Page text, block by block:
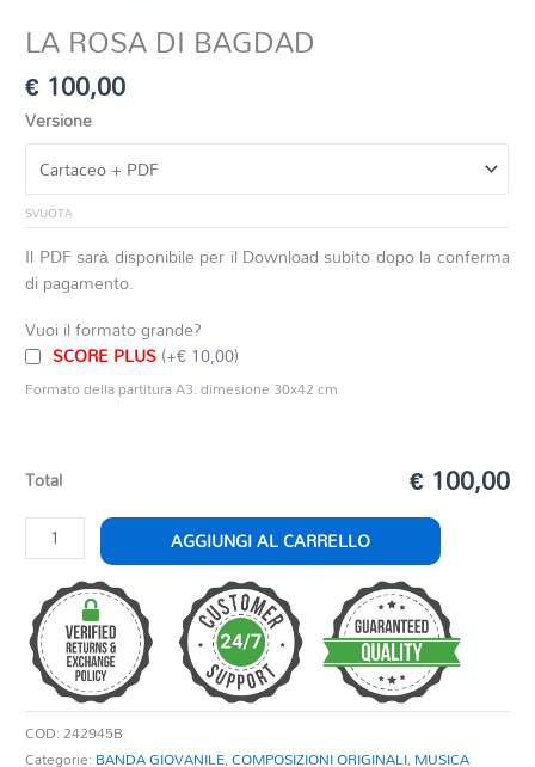
LA ROSA DI BAGDAD
€ 100,00
Versione
SVUOTA
Il PDF sarà disponibile per il Download subito dopo la conferma
di pagamento.
Vuoi il formato grande?
SCORE PLUS(+€ 10,00)
Formato della partitura A3: dimesione 30x42 cm
Total € 100,00
LA
ROSA
BAGDAD
quantità
AGGIUNGI AL CARRELLO
COD:242945B
Categorie: BANDA GIOVANILE,COMPOSIZIONI ORIGINALI, MUSICA